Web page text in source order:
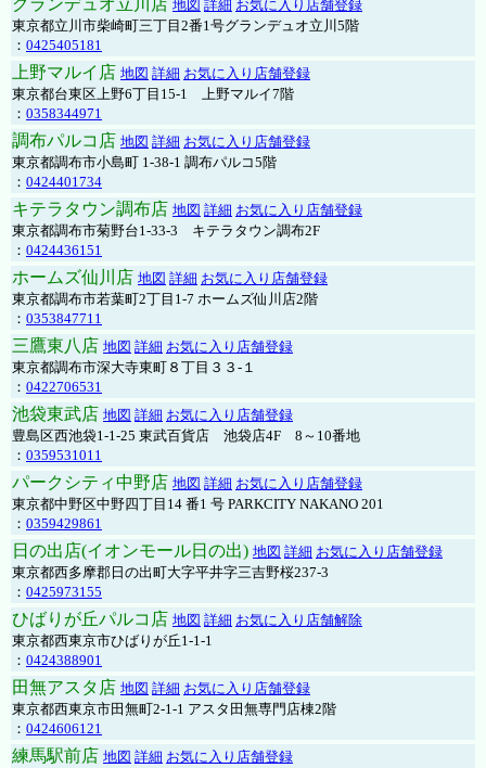
グランデュオ立川店 地図 詳細 お気に入り店舗登録
東京都立川市柴崎町三丁目2番1号グランデュオ立川5階
： 0425405181
上野マルイ店 地図 詳細 お気に入り店舗登録
東京都台東区上野6丁目15-1 上野マルイ7階
： 0358344971
調布パルコ店 地図 詳細 お気に入り店舗登録
東京都調布市小島町 1-38-1 調布パルコ5階
： 0424401734
キテラタウン調布店 地図 詳細 お気に入り店舗登録
東京都調布市菊野台1-33-3 キテラタウン調布2F
： 0424436151
ホームズ仙川店 地図 詳細 お気に入り店舗登録
東京都調布市若葉町2丁目1-7 ホームズ仙川店2階
： 0353847711
三鷹東八店 地図 詳細 お気に入り店舗登録
東京都調布市深大寺東町８丁目３３-１
： 0422706531
池袋東武店 地図 詳細 お気に入り店舗登録
豊島区西池袋1-1-25 東武百貨店 池袋店4F 8～10番地
： 0359531011
パークシティ中野店 地図 詳細 お気に入り店舗登録
東京都中野区中野四丁目14 番1 号 PARKCITY NAKANO 201
： 0359429861
日の出店(イオンモール日の出) 地図 詳細 お気に入り店舗登録
東京都西多摩郡日の出町大字平井字三吉野桜237-3
： 0425973155
ひばりが丘パルコ店 地図 詳細 お気に入り店舗解除
東京都西東京市ひばりが丘1-1-1
： 0424388901
田無アスタ店 地図 詳細 お気に入り店舗登録
東京都西東京市田無町2-1-1 アスタ田無専門店棟2階
： 0424606121
練馬駅前店 地図 詳細 お気に入り店舗登録